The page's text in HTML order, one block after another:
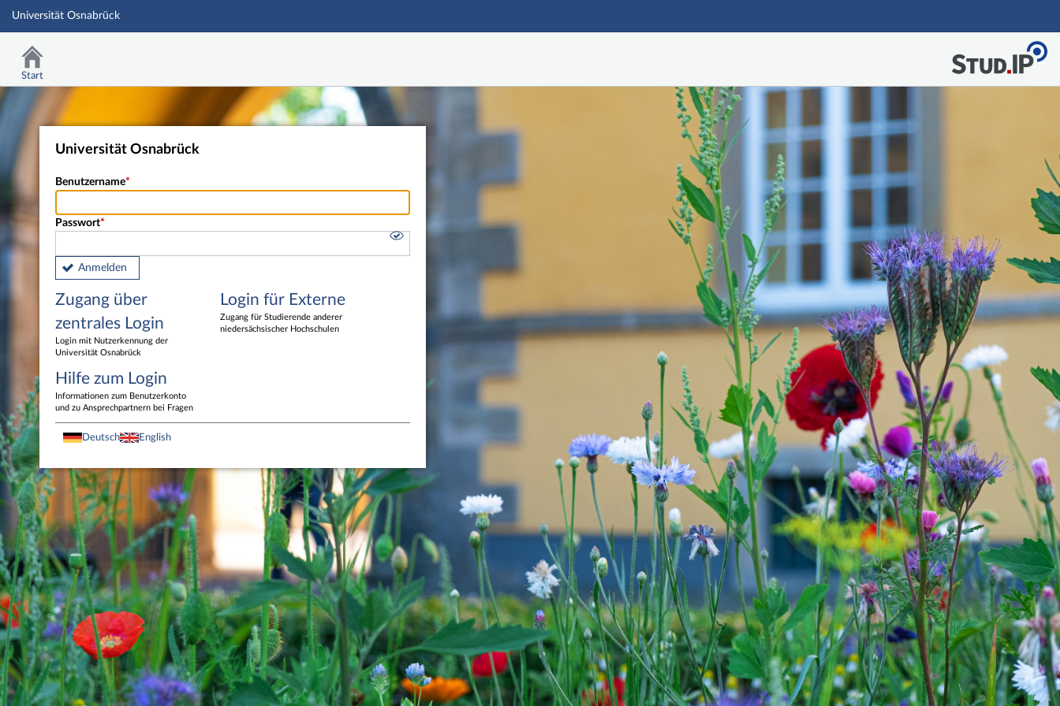
Hauptnavigation
Universität Osnabrück
Start
Universität Osnabrück
Benutzername
Passwort
Anmelden
Zugang über
zentrales Login
Login mit Nutzerkennung der
Universität Osnabrück
Login für Externe
Zugang für Studierende anderer
niedersächsischer Hochschulen
Hilfe zum Login
Informationen zum Benutzerkonto
und zu Ansprechpartnern bei Fragen
Deutsch English